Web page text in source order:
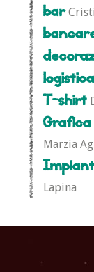
bar
T-shirt
Grafica
Marzia
Lapina